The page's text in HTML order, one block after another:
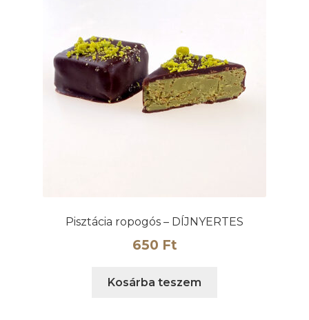
Pisztácia ropogós – DÍJNYERTES
650 Ft
Kosárba teszem